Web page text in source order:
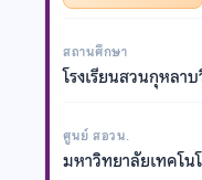
สถานศึกษา
โรงเรียนสวนกุหลา
ศูนย์ สอวน.
มหาวิทยาลัยเทคโน